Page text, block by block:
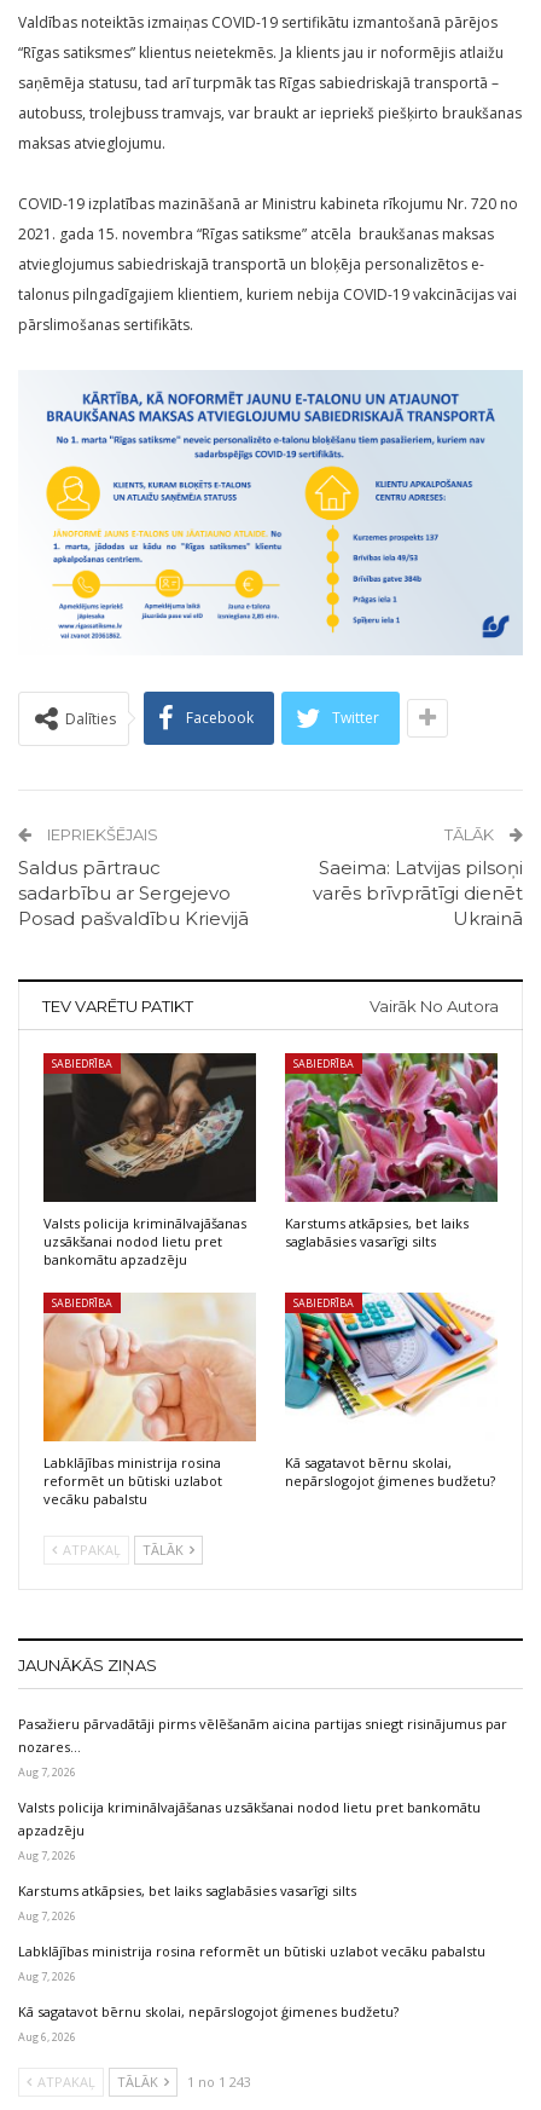
Valdības noteiktās izmaiņas COVID-19 sertifikātu izmantošanā pārējos
“Rīgas satiksmes” klientus neietekmēs. Ja klients jau ir noformējis atlaižu
saņēmēja statusu, tad arī turpmāk tas Rīgas sabiedriskajā transportā –
autobuss, trolejbuss tramvajs, var braukt ar iepriekš piešķirto braukšanas
maksas atvieglojumu.
COVID-19 izplatības mazināšanā ar Ministru kabineta rīkojumu Nr. 720 no
2021. gada 15. novembra “Rīgas satiksme” atcēla braukšanas maksas
atvieglojumus sabiedriskajā transportā un bloķēja personalizētos e-
talonus pilngadīgajiem klientiem, kuriem nebija COVID-19 vakcinācijas vai
pārslimošanas sertifikāts.
Dalīties Facebook Twitter
IEPRIEKŠĒJAIS
Saldus pārtrauc
sadarbību ar Sergejevo
Posad pašvaldību Krievijā
TĀLĀK
Saeima: Latvijas pilsoņi
varēs brīvprātīgi dienēt
Ukrainā
TEV VARĒTU PATIKT Vairāk No Autora
SABIEDRĪBA
Valsts policija kriminālvajāšanas
uzsākšanai nodod lietu pret
bankomātu apzadzēju
SABIEDRĪBA
Karstums atkāpsies, bet laiks
saglabāsies vasarīgi silts
SABIEDRĪBA
Labklājības ministrija rosina
reformēt un būtiski uzlabot
vecāku pabalstu
SABIEDRĪBA
Kā sagatavot bērnu skolai,
nepārslogojot ģimenes budžetu?
ATPAKAĻ TĀLĀK
JAUNĀKĀS ZIŅAS
Pasažieru pārvadātāji pirms vēlēšanām aicina partijas sniegt risinājumus par
nozares…
Aug 7, 2026
Valsts policija kriminālvajāšanas uzsākšanai nodod lietu pret bankomātu
apzadzēju
Aug 7, 2026
Karstums atkāpsies, bet laiks saglabāsies vasarīgi silts
Aug 7, 2026
Labklājības ministrija rosina reformēt un būtiski uzlabot vecāku pabalstu
Aug 7, 2026
Kā sagatavot bērnu skolai, nepārslogojot ģimenes budžetu?
Aug 6, 2026
ATPAKAĻ TĀLĀK 1 no 1 243